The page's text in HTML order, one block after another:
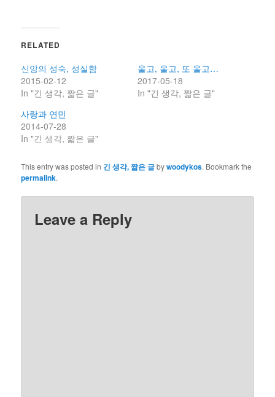
RELATED
신앙의 성숙, 성실함
2015-02-12
In "긴 생각, 짧은 글"
울고, 울고, 또 울고…
2017-05-18
In "긴 생각, 짧은 글"
사랑과 연민
2014-07-28
In "긴 생각, 짧은 글"
This entry was posted in 긴 생각, 짧은 글bywoodykos. Bookmark the
permalink.
Leave a Reply